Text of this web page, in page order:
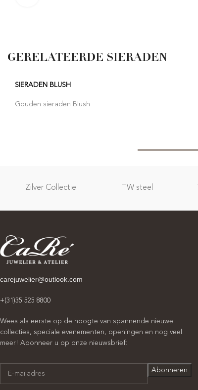
GERELATEERDE SIERADEN
SIERADEN BLUSH
Gouden sieraden Blush
Zilver Collectie TW steel
carejuwelier@outlook.com
+(31)35 525 8800
Wees als eerste op de hoogte van spannende nieuwe
collecties, speciale evenementen, openingen en nog veel
meer! Abonneer u op onze nieuwsbrief: